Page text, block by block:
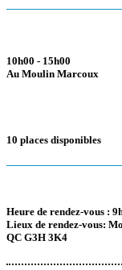
10h00 - 15h00
Au Moulin Marcoux
10 places disponibles
Heure de rendez-vous :
Lieux de rendez-vous:
QC G3H 3K4